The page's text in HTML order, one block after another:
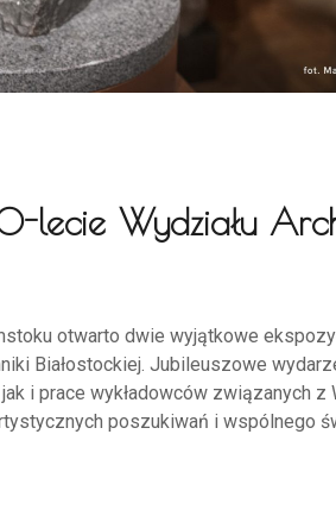
lecie Wydziału
otwarto dwie wyjątkowe
Białostockiej. Jubileuszowe
i prace wykładowców związanych z
poszukiwań i wspólnego